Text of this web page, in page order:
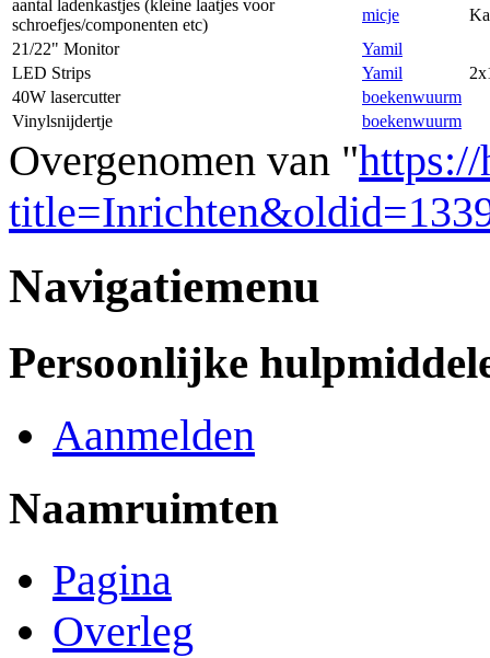
aantal ladenkastjes (kleine laatjes voor
schroefjes/componenten etc)
micje
21/22" Monitor
Yamil
LED Strips
Yamil
40W lasercutter
boekenwuurm
Vinylsnijdertje
boekenwuurm
Overgenomen van "
Navigatiemenu
Persoonlijke
Aanmelden
Naamruimten
Pagina
Overleg